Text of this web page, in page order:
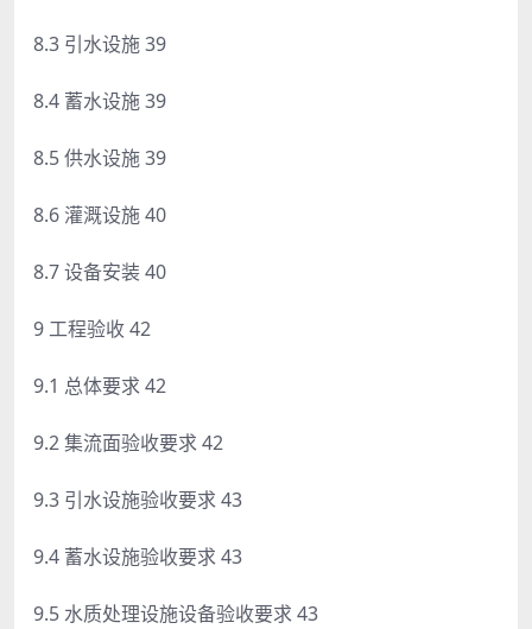
8.3 引水设施 39
8.4 蓄水设施 39
8.5 供水设施 39
8.6 灌溉设施 40
8.7 设备安装 40
9 工程验收 42
9.1 总体要求 42
9.2 集流面验收要求 42
9.3 引水设施验收要求 43
9.4 蓄水设施验收要求 43
9.5 水质处理设施设备验收要求 43